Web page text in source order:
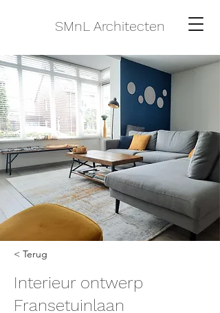
SMnL Architecten
< Terug
Interieur ontwerp
Fransetuinlaan